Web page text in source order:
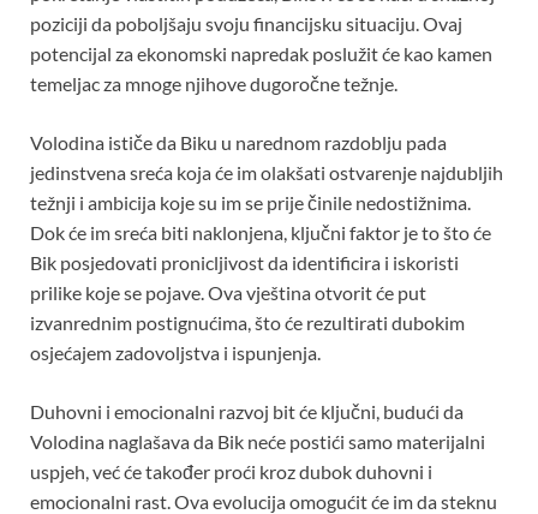
poziciji da poboljšaju svoju financijsku situaciju. Ovaj
potencijal za ekonomski napredak poslužit će kao kamen
temeljac za mnoge njihove dugoročne težnje.
Volodina ističe da Biku u narednom razdoblju pada
jedinstvena sreća koja će im olakšati ostvarenje najdubljih
težnji i ambicija koje su im se prije činile nedostižnima.
Dok će im sreća biti naklonjena, ključni faktor je to što će
Bik posjedovati pronicljivost da identificira i iskoristi
prilike koje se pojave. Ova vještina otvorit će put
izvanrednim postignućima, što će rezultirati dubokim
osjećajem zadovoljstva i ispunjenja.
Duhovni i emocionalni razvoj bit će ključni, budući da
Volodina naglašava da Bik neće postići samo materijalni
uspjeh, već će također proći kroz dubok duhovni i
emocionalni rast. Ova evolucija omogućit će im da steknu